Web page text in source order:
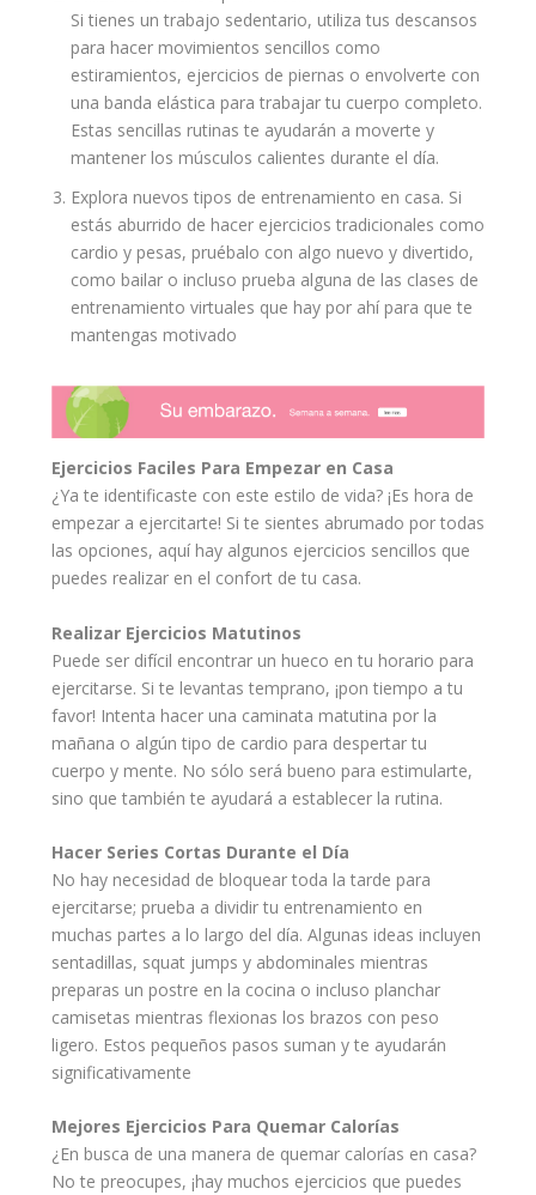
Si tienes un trabajo sedentario, utiliza tus descansos
para hacer movimientos sencillos como
estiramientos, ejercicios de piernas o envolverte con
una banda elástica para trabajar tu cuerpo completo.
Estas sencillas rutinas te ayudarán a moverte y
mantener los músculos calientes durante el día.
Explora nuevos tipos de entrenamiento en casa. Si
estás aburrido de hacer ejercicios tradicionales como
cardio y pesas, pruébalo con algo nuevo y divertido,
como bailar o incluso prueba alguna de las clases de
entrenamiento virtuales que hay por ahí para que te
mantengas motivado
Ejercicios Faciles Para Empezar en Casa
¿Ya te identificaste con este estilo de vida? ¡Es hora de
empezar a ejercitarte! Si te sientes abrumado por todas
las opciones, aquí hay algunos ejercicios sencillos que
puedes realizar en el confort de tu casa.
Realizar Ejercicios Matutinos
Puede ser difícil encontrar un hueco en tu horario para
ejercitarse. Si te levantas temprano, ¡pon tiempo a tu
favor! Intenta hacer una caminata matutina por la
mañana o algún tipo de cardio para despertar tu
cuerpo y mente. No sólo será bueno para estimularte,
sino que también te ayudará a establecer la rutina.
Hacer Series Cortas Durante el Día
No hay necesidad de bloquear toda la tarde para
ejercitarse; prueba a dividir tu entrenamiento en
muchas partes a lo largo del día. Algunas ideas incluyen
sentadillas, squat jumps y abdominales mientras
preparas un postre en la cocina o incluso planchar
camisetas mientras flexionas los brazos con peso
ligero. Estos pequeños pasos suman y te ayudarán
significativamente
Mejores Ejercicios Para Quemar Calorías
¿En busca de una manera de quemar calorías en casa?
No te preocupes, ¡hay muchos ejercicios que puedes